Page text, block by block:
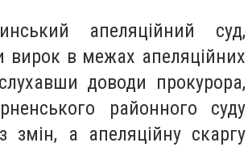
апеляційний суд,
вирок в межах апеляційних
доводи прокурора,
районного суду
змін, а апеляційну скаргу